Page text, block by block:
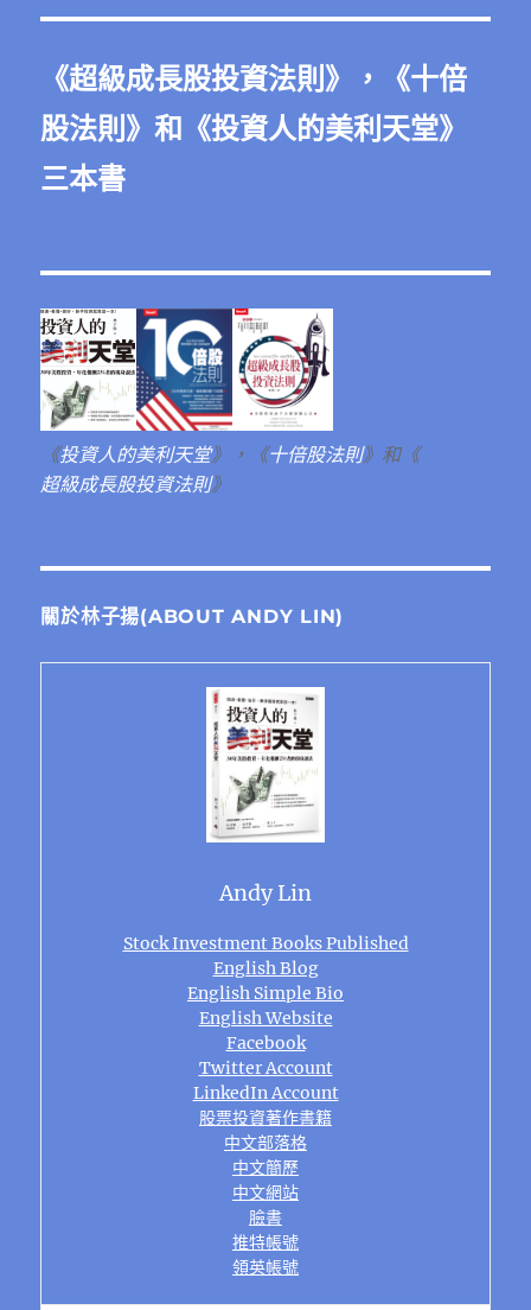
《超級成長股投資法則 》，《十倍
股法則 》和《投資人的美利天堂》
三本書
《投資人的美利天堂》，《十倍股法則》和《
超級成長股投資法則》
關於林子揚(ABOUT ANDY LIN)
Andy Lin
Stock Investment Books Published
English Blog
English Simple Bio
English Website
Facebook
Twitter Account
LinkedIn Account
股票投資著作書籍
中文部落格
中文簡歷
中文網站
臉書
推特帳號
領英帳號